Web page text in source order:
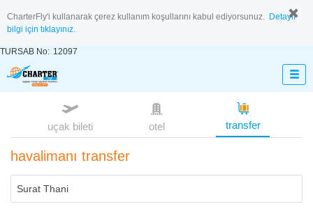
CharterFly'i kullanarak çerez kullanım koşullarını kabul ediyorsunuz. Detaylı
bilgi için tıklayınız.
TURSAB No: 12097
uçak bileti otel transfer
havalimanı transfer